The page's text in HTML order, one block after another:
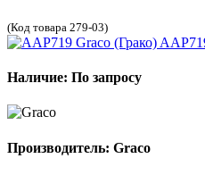
(Код товара 279-03)
Наличие: По запросу
Производитель: Graco